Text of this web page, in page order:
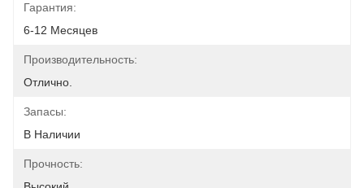
Гарантия:
6-12 Месяцев
Производительность:
Отлично.
Запасы:
В Наличии
Прочность: